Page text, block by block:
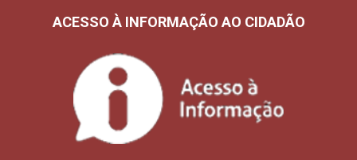
ACESSO À INFORMAÇÃO AO CIDADÃO